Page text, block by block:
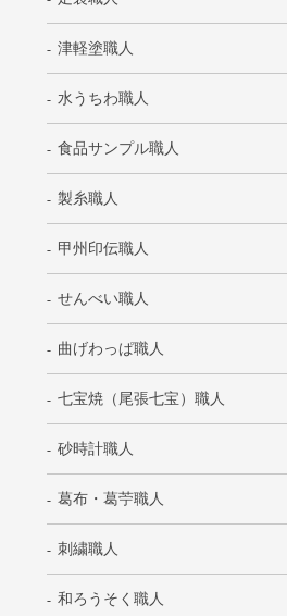
津軽塗職人
水うちわ職人
食品サンプル職人
製糸職人
甲州印伝職人
せんべい職人
曲げわっぱ職人
七宝焼（尾張七宝）職人
砂時計職人
葛布・葛苧職人
刺繍職人
和ろうそく職人